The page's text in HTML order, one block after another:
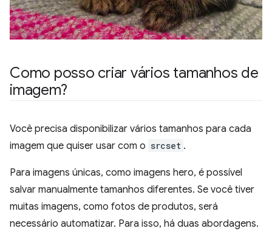
Como posso criar vários tamanhos de
imagem?
Você precisa disponibilizar vários tamanhos para cada
imagem que quiser usar com o srcset .
Para imagens únicas, como imagens hero, é possível
salvar manualmente tamanhos diferentes. Se você tiver
muitas imagens, como fotos de produtos, será
necessário automatizar. Para isso, há duas abordagens.